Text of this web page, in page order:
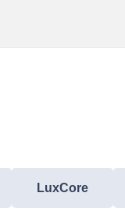
LuxCore